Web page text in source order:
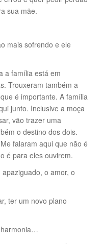
sua mãe.
mais sofrendo e ele
a família está em
Trouxeram também a
é importante. A família
junto. Inclusive a moça
vão trazer uma
o destino dos dois.
falaram aqui que não é
é para eles ouvirem.
o amor, o
ter um novo plano
harmonia…